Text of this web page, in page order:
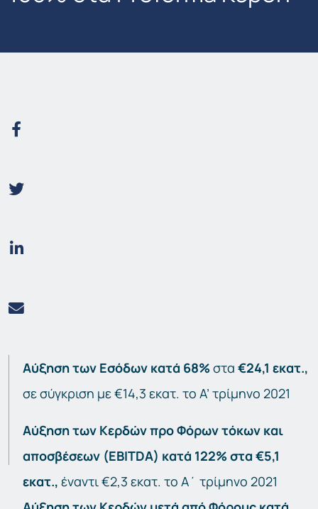
Αύξησητων Εσόδων κατά 68% στα €24,1 εκατ.,
σε σύγκριση με €14,3 εκατ. το Α’ τρίμηνο 2021
Αύξηση των Κερδών προ Φόρων τόκων και
αποσβέσεων (EBITDA) κατά 122% στα €5,1
εκατ., έναντι €2,3 εκατ. το Α΄ τρίμηνο 2021